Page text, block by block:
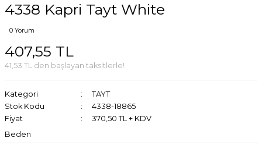
4338 Kapri Tayt White
0 Yorum
407,55 TL
41,53 TL den başlayan taksitlerle!
Kategori
TAYT
Stok Kodu
4338-18865
Fiyat
370,50 TL + KDV
Beden